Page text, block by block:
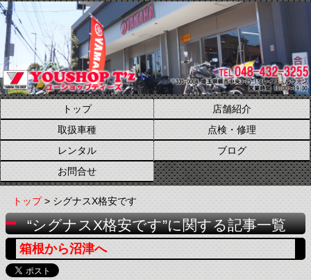
トップ
店舗紹介
取扱車種
点検・修理
レンタル
ブログ
お問合せ
トップ> シグナスX格安です
“シグナスX格安です”に関する記事一覧
箱根から沼津へ